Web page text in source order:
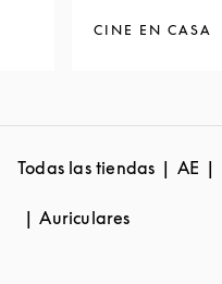
CINE EN CASA
Todas las tiendas AE
Auriculares